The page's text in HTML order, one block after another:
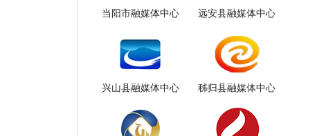
当阳市融媒体中心 远安县融媒体中心
兴山县融媒体中心 秭归县融媒体中心